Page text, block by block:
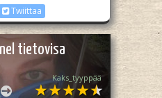
Twiittaa
tietovisa
Kaks_tyyppää